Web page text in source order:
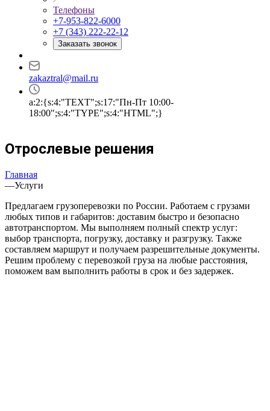
Телефоны
+7-953-822-6000
+7 (343) 222-22-12
Заказать звонок
zakaztral@mail.ru
a:2:{s:4:"TEXT";s:17:"Пн-Пт 10:00-
18:00";s:4:"TYPE";s:4:"HTML";}
Отрослевые решения
Главная
—Услуги
Предлагаем грузоперевозки по России. Работаем с грузами
любых типов и габаритов: доставим быстро и безопасно
автотранспортом. Мы выполняем полный спектр услуг:
выбор транспорта, погрузку, доставку и разгрузку. Также
составляем маршрут и получаем разрешительные документы.
Решим проблему с перевозкой груза на любые расстояния,
поможем вам выполнить работы в срок и без задержек.